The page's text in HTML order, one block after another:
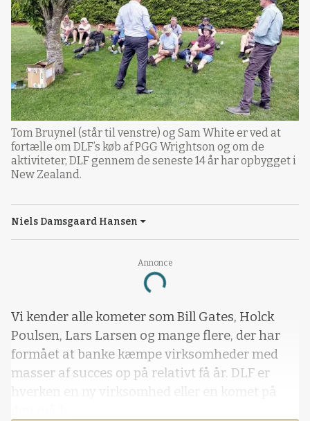
Annonce
Loading...
Tom Bruynel (står til venstre) og Sam White er ved at
fortælle om DLF’s køb af PGG Wrightson og om de
aktiviteter, DLF gennem de seneste 14 år har opbygget i
New Zealand.
Niels Damsgaard Hansen
Vi kender alle kometer som Bill Gates, Holck
Poulsen, Lars Larsen og mange flere, der har
formået at banke kæmpe virksomheder med
masser af succes op på relativt få år. DLF er
hverken en ny virksomhed eller en komet på